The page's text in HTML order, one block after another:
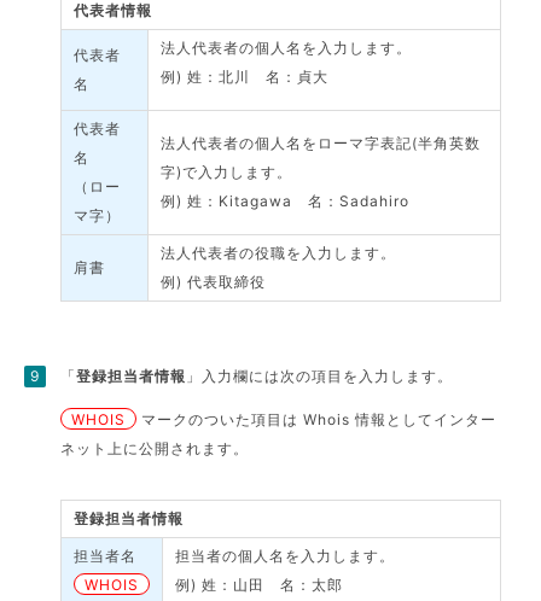
代表者情報
代表者
名
法人代表者の個人名を入力します。
例) 姓：北川 名：貞大
代表者
名
（ロー
マ字）
法人代表者の個人名をローマ字表記(半角英数
字)で入力します。
例) 姓：Kitagawa 名：Sadahiro
肩書
法人代表者の役職を入力します。
例) 代表取締役
「登録担当者情報 」入力欄には次の項目を入力します。
WHOIS
マークのついた項目は Whois 情報としてインター
ネット上に公開されます。
登録担当者情報
担当者名
WHOIS
担当者の個人名を入力します。
例) 姓：山田 名：太郎